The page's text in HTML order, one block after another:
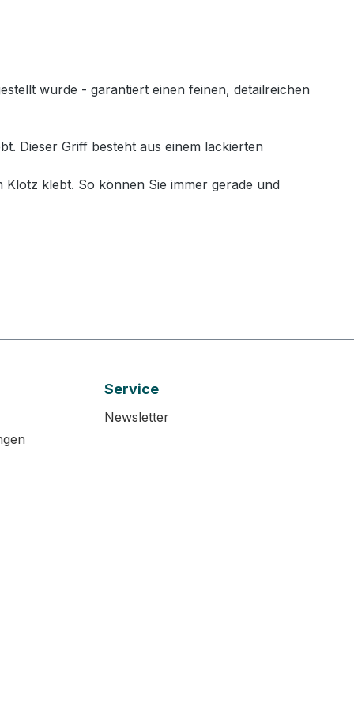
wurde - garantiert einen feinen, detailreichen
Dieser Griff besteht aus einem lackierten
Klotz klebt. So können Sie immer gerade und
Service
Newsletter